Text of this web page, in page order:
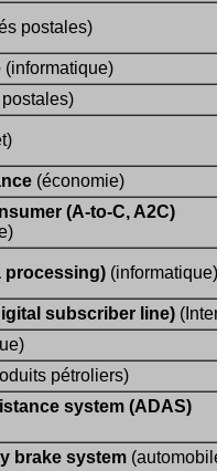
postales)
(informatique)
(économie)
(A-to-C, A2C)
processing) (informatique)
subscriber line)
pétroliers)
system (ADAS)
brake system